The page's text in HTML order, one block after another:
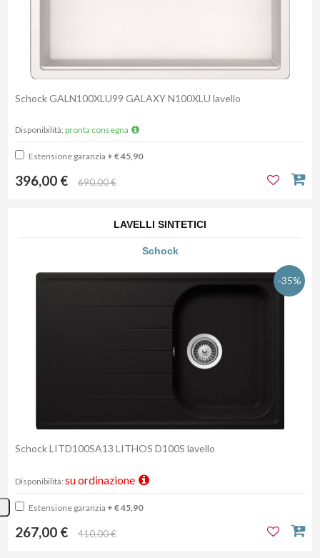
Schock GALN100XLU99 GALAXY N100XLU lavello
Disponibilità: pronta consegna
Estensione garanzia + € 45,90
396,00 € 690,00 €
LAVELLI SINTETICI
Schock
-35%
Schock LITD100SA13 LITHOS D100S lavello
Disponibilità: su ordinazione
Estensione garanzia + € 45,90
267,00 € 410,00 €